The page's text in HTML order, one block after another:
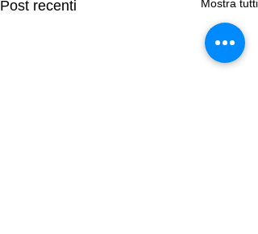
Post recenti Mostra tutti